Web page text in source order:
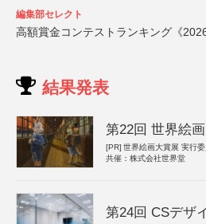
編集部セレクト
高額賞金コンテストランキング《2026
結果発表
第22回 世界絵
[PR] 世界絵画大賞展 実行
共催：株式会社世界堂
第24回 CSデザ